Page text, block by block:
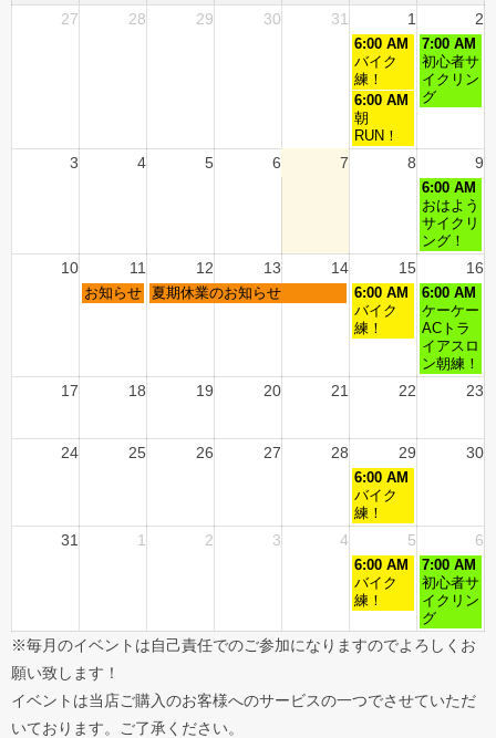
27
28 29 30 31 1 2
6:00 AM
バイク
練！
7:00 AM
初心者サ
イクリン
グ
6:00 AM
朝
RUN！
3 4 5 6 7 8 9
6:00 AM
おはよう
サイクリ
ング！
10 11 12 13 14 15 16
お知らせ 夏期休業のお知らせ
6:00 AM
バイク
練！
6:00 AM
ケーケー
ACトラ
イアスロ
ン朝練！
17 18 19 20 21 22 23
24 25 26 27 28 29 30
6:00 AM
バイク
練！
31 1 2 3 4 5 6
6:00 AM
バイク
練！
7:00 AM
初心者サ
イクリン
グ
※毎月のイベントは自己責任でのご参加になりますのでよろしくお
願い致します！
イベントは当店ご購入のお客様へのサービスの一つでさせていただ
いております。ご了承ください。